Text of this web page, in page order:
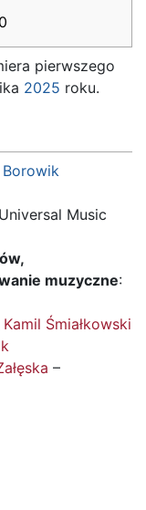
pierwszego
2025 roku.
Music
muzyczne:
Kamil Śmiałkowski
–